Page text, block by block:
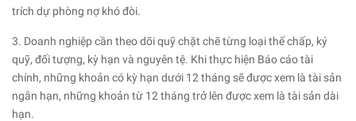
trích dự phòng nợ khó đòi.
3. Doanh nghiệp cần theo dõi quỹ chặt chẽ từng loại thế chấp, ký
quỹ, đối tượng, kỳ hạn và nguyên tệ. Khi thực hiện Báo cáo tài
chính, những khoản có kỳ hạn dưới 12 tháng sẽ được xem là tài sản
ngắn hạn, những khoản từ 12 tháng trở lên được xem là tài sản dài
hạn.